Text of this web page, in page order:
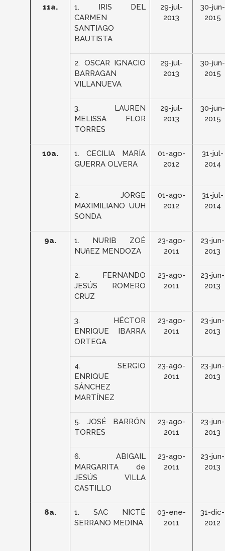
11a.
1. IRIS DEL
CARMEN
SANTIAGO
BAUTISTA
29-jul-
2013
30-jun-
2015
2. OSCAR IGNACIO
BARRAGAN
VILLANUEVA
29-jul-
2013
30-jun-
2015
3. LAUREN
MELISSA FLOR
TORRES
29-jul-
2013
30-jun-
2015
10a.
1. CECILIA MARÍA
GUERRA OLVERA
01-ago-
2012
31-jul-
2014
2. JORGE
MAXIMILIANO UUH
SONDA
01-ago-
2012
31-jul-
2014
9a.
1. NURIB ZOÉ
NUñEZ MENDOZA
23-ago-
2011
23-jun-
2013
2. FERNANDO
JESÚS ROMERO
CRUZ
23-ago-
2011
23-jun-
2013
3. HÉCTOR
ENRIQUE IBARRA
ORTEGA
23-ago-
2011
23-jun-
2013
4. SERGIO
ENRIQUE
SÁNCHEZ
MARTÍNEZ
23-ago-
2011
23-jun-
2013
5. JOSÉ BARRÓN
TORRES
23-ago-
2011
23-jun-
2013
6. ABIGAIL
MARGARITA de
JESÚS VILLA
CASTILLO
23-ago-
2011
23-jun-
2013
8a.
1. SAC NICTÉ
SERRANO MEDINA
03-ene-
2011
31-dic-
2012